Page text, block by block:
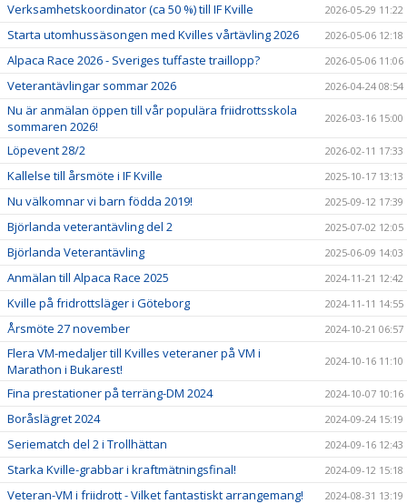
Verksamhetskoordinator (ca 50 %) till IF Kville 2026-05-29 11:22
Starta utomhussäsongen med Kvilles vårtävling 2026 2026-05-06 12:18
Alpaca Race 2026 - Sveriges tuffaste traillopp? 2026-05-06 11:06
Veterantävlingar sommar 2026 2026-04-24 08:54
Nu är anmälan öppen till vår populära friidrottsskola
sommaren 2026!
2026-03-16 15:00
Löpevent 28/2 2026-02-11 17:33
Kallelse till årsmöte i IF Kville 2025-10-17 13:13
Nu välkomnar vi barn födda 2019! 2025-09-12 17:39
Björlanda veterantävling del 2 2025-07-02 12:05
Björlanda Veterantävling 2025-06-09 14:03
Anmälan till Alpaca Race 2025 2024-11-21 12:42
Kville på fridrottsläger i Göteborg 2024-11-11 14:55
Årsmöte 27 november 2024-10-21 06:57
Flera VM-medaljer till Kvilles veteraner på VM i
Marathon i Bukarest!
2024-10-16 11:10
Fina prestationer på terräng-DM 2024 2024-10-07 10:16
Boråslägret 2024 2024-09-24 15:19
Seriematch del 2 i Trollhättan 2024-09-16 12:43
Starka Kville-grabbar i kraftmätningsfinal! 2024-09-12 15:18
Veteran-VM i friidrott - Vilket fantastiskt arrangemang! 2024-08-31 13:19